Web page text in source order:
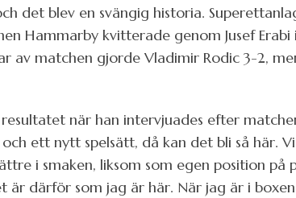
det blev en svängig historia.
Hammarby kvitterade genom Jusef
av matchen gjorde Vladimir Rodic 3-2,
när han intervjuades efter
ett nytt spelsätt, då kan det bli så här.
i smaken, liksom som egen position på
är därför som jag är här. När jag är i